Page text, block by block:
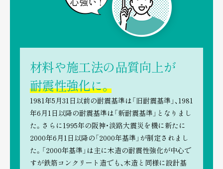
材料や施工法の品質向上が
耐震性強化に。
1981年5月31日以前の耐震基準は「旧耐震基準」、1981
年6月1日以降の耐震基準は「新耐震基準」となりまし
た。さらに1995年の阪神・淡路大震災を機に新たに
2000年6月1日以降の「2000年基準」が制定されまし
た。「2000年基準」は主に木造の耐震性強化が中心で
すが鉄筋コンクリート造でも、木造と同様に設計基